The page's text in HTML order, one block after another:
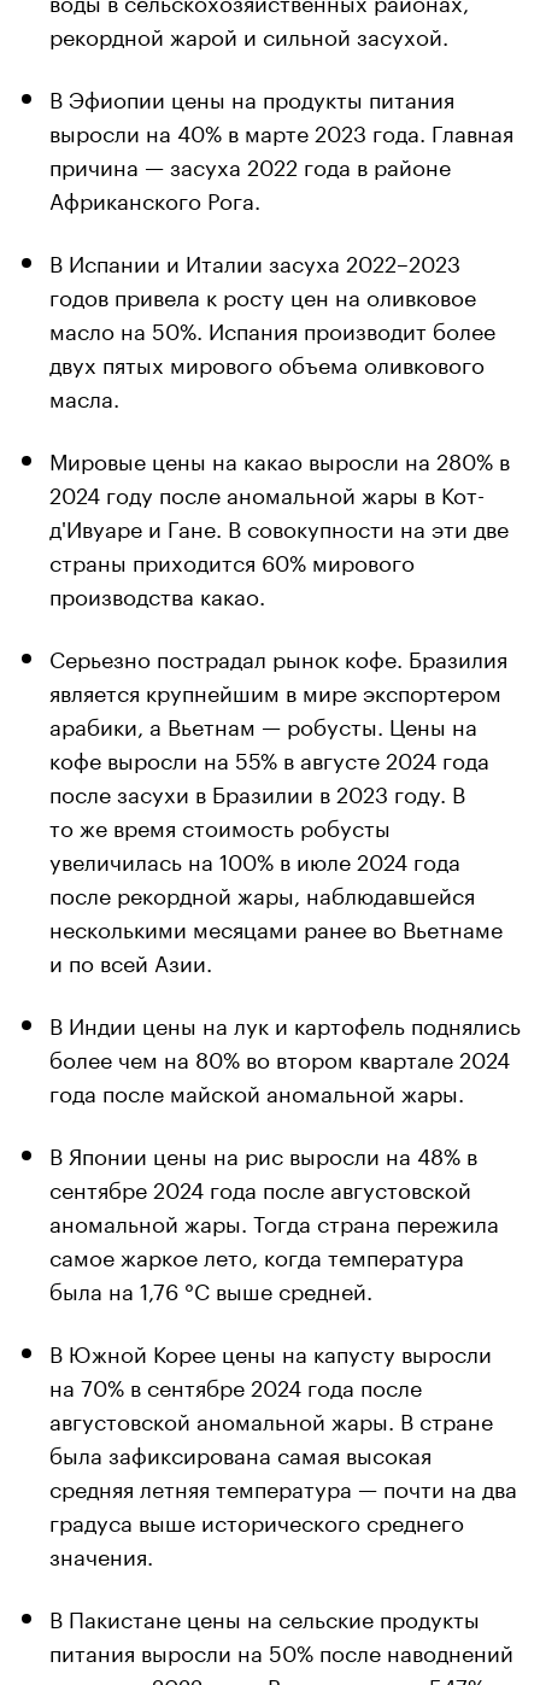
рекордной жарой и сильной засухой.
В Эфиопии цены на продукты питания
выросли на 40% в марте 2023 года. Главная
причина — засуха 2022 года в районе
Африканского Рога.
В Испании и Италии засуха 2022–2023
годов привела к росту цен на оливковое
масло на 50%. Испания производит более
двух пятых мирового объема оливкового
масла.
Мировые цены на какао выросли на 280% в
2024 году после аномальной жары в Кот-
д'Ивуаре и Гане. В совокупности на эти две
страны приходится 60% мирового
производства какао.
Серьезно пострадал рынок кофе. Бразилия
является крупнейшим в мире экспортером
арабики, а Вьетнам — робусты. Цены на
кофе выросли на 55% в августе 2024 года
после засухи в Бразилии в 2023 году. В
то же время стоимость робусты
увеличилась на 100% в июле 2024 года
после рекордной жары, наблюдавшейся
несколькими месяцами ранее во Вьетнаме
и по всей Азии.
В Индии цены на лук и картофель поднялись
более чем на 80% во втором квартале 2024
года после майской аномальной жары.
В Японии цены на рис выросли на 48% в
сентябре 2024 года после августовской
аномальной жары. Тогда страна пережила
самое жаркое лето, когда температура
была на 1,76 °C выше средней.
В Южной Корее цены на капусту выросли
на 70% в сентябре 2024 года после
августовской аномальной жары. В стране
была зафиксирована самая высокая
средняя летняя температура — почти на два
градуса выше исторического среднего
значения.
В Пакистане цены на сельские продукты
питания выросли на 50% после наводнений